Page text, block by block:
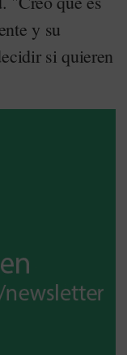
y su
si quieren